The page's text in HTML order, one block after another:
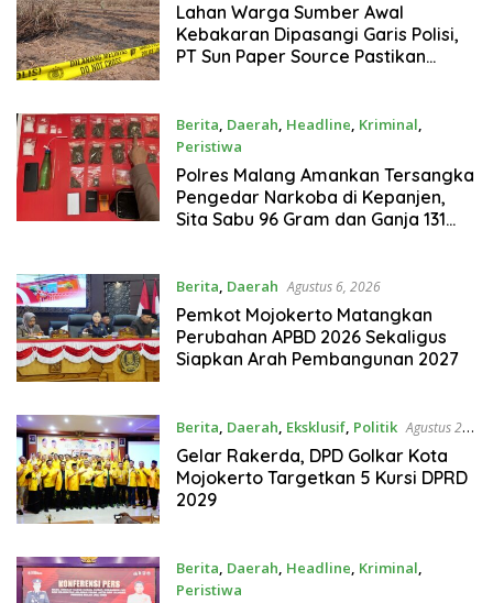
Lahan Warga Sumber Awal
Kebakaran Dipasangi Garis Polisi,
PT Sun Paper Source Pastikan
Berita, Daerah, Headline, Kriminal,
Peristiwa
Agustus 7, 2026
Polres Malang Amankan Tersangka
Pengedar Narkoba di Kepanjen,
Sita Sabu 96 Gram dan Ganja 131
Berita, Daerah Agustus 6, 2026
Pemkot Mojokerto Matangkan
Perubahan APBD 2026 Sekaligus
Siapkan Arah Pembangunan 2027
Berita, Daerah, Eksklusif, Politik Agustus 2,
2026
Gelar Rakerda, DPD Golkar Kota
Mojokerto Targetkan 5 Kursi DPRD
2029
Berita, Daerah, Headline, Kriminal,
Peristiwa